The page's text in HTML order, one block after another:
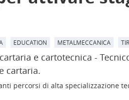
EDUCATION METALMECCANICA
e cartotecnica -
cartaria.
percorsi di alta specializzazione